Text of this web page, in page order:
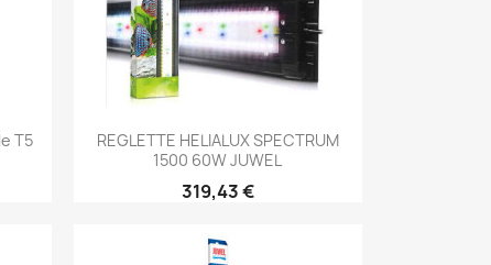
T5
Aperçu rapide
REGLETTE HELIALUX SPECTRUM
1500 60W JUWEL
319,43 €